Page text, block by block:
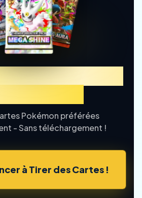
TCGP Tirage de
Pokémon préférées
- Sans téléchargement !
à Tirer des Cartes !